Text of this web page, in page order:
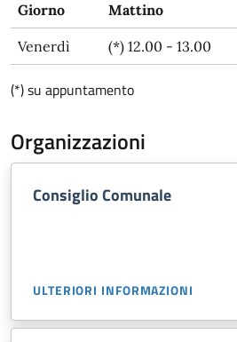
Giorno Mattino
Venerdì (*) 12.00 - 13.00
(*) su appuntamento
Organizzazioni
Consiglio Comunale
ULTERIORI INFORMAZIONI